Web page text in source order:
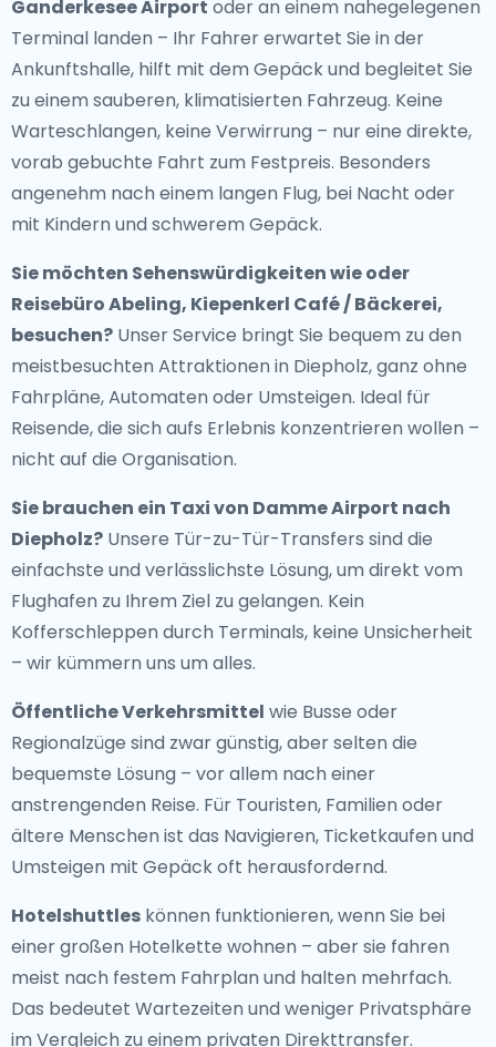
Ganderkesee Airport oder an einem nahegelegenen
Terminal landen – Ihr Fahrer erwartet Sie in der
Ankunftshalle, hilft mit dem Gepäck und begleitet Sie
zu einem sauberen, klimatisierten Fahrzeug. Keine
Warteschlangen, keine Verwirrung – nur eine direkte,
vorab gebuchte Fahrt zum Festpreis. Besonders
angenehm nach einem langen Flug, bei Nacht oder
mit Kindern und schwerem Gepäck.
Sie möchten Sehenswürdigkeiten wie oder
Reisebüro Abeling, Kiepenkerl Café / Bäckerei,
besuchen? Unser Service bringt Sie bequem zu den
meistbesuchten Attraktionen in Diepholz, ganz ohne
Fahrpläne, Automaten oder Umsteigen. Ideal für
Reisende, die sich aufs Erlebnis konzentrieren wollen –
nicht auf die Organisation.
Sie brauchen ein Taxi von Damme Airport nach
Diepholz? Unsere Tür-zu-Tür-Transfers sind die
einfachste und verlässlichste Lösung, um direkt vom
Flughafen zu Ihrem Ziel zu gelangen. Kein
Kofferschleppen durch Terminals, keine Unsicherheit
– wir kümmern uns um alles.
Öffentliche Verkehrsmittel wie Busse oder
Regionalzüge sind zwar günstig, aber selten die
bequemste Lösung – vor allem nach einer
anstrengenden Reise. Für Touristen, Familien oder
ältere Menschen ist das Navigieren, Ticketkaufen und
Umsteigen mit Gepäck oft herausfordernd.
Hotelshuttles können funktionieren, wenn Sie bei
einer großen Hotelkette wohnen – aber sie fahren
meist nach festem Fahrplan und halten mehrfach.
Das bedeutet Wartezeiten und weniger Privatsphäre
im Vergleich zu einem privaten Direkttransfer.